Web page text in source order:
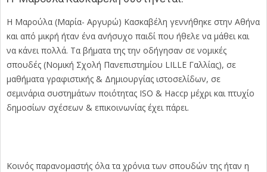
Η Μαρούλα (Μαρία- Αργυρώ) Κασκαβέλη γεννήθηκε στην Αθήνα
και από μικρή ήταν ένα ανήσυχο παιδί που ήθελε να μάθει και
να κάνει πολλά. Τα βήματα της την οδήγησαν σε νομικές
σπουδές (Νομική Σχολή Πανεπιστημίου LILLE Γαλλίας), σε
μαθήματα γραφιστικής & Δημιουργίας ιστοσελίδων, σε
σεμινάρια συστημάτων ποιότητας ISO & Haccp μέχρι και πτυχίο
δημοσίων σχέσεων & επικοινωνίας έχει πάρει.
Κοινός παρανομαστής όλα τα χρόνια των σπουδών της ήταν η